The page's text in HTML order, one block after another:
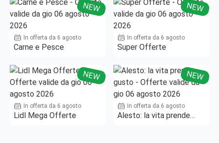
NEW
In offerta da 6 agosto
Carne e Pesce
NEW
In offerta da 6 agosto
Super Offerte
NEW
In offerta da 6 agosto
Lidl Mega Offerte
NEW
In offerta da 6 agosto
Alesto: la vita prende